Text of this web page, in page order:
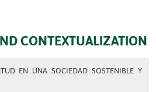
CONTEXTUALIZATION
EN UNA SOCIEDAD SOSTENIBLE Y